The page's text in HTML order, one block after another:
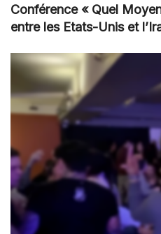
Conférence « Quel
entre les Etats-Unis et